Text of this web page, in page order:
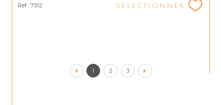
Réf : 7512 Sélectionner
1 2 3